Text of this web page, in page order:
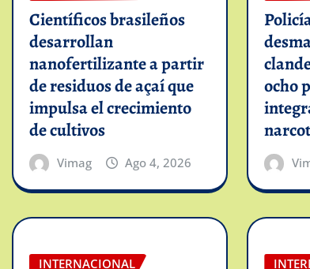
Científicos brasileños
desarrollan
nanofertilizante a partir
de residuos de açaí que
impulsa el crecimiento
de cultivos
Vimag Ago 4, 2026
ocho
INTERNACIONAL